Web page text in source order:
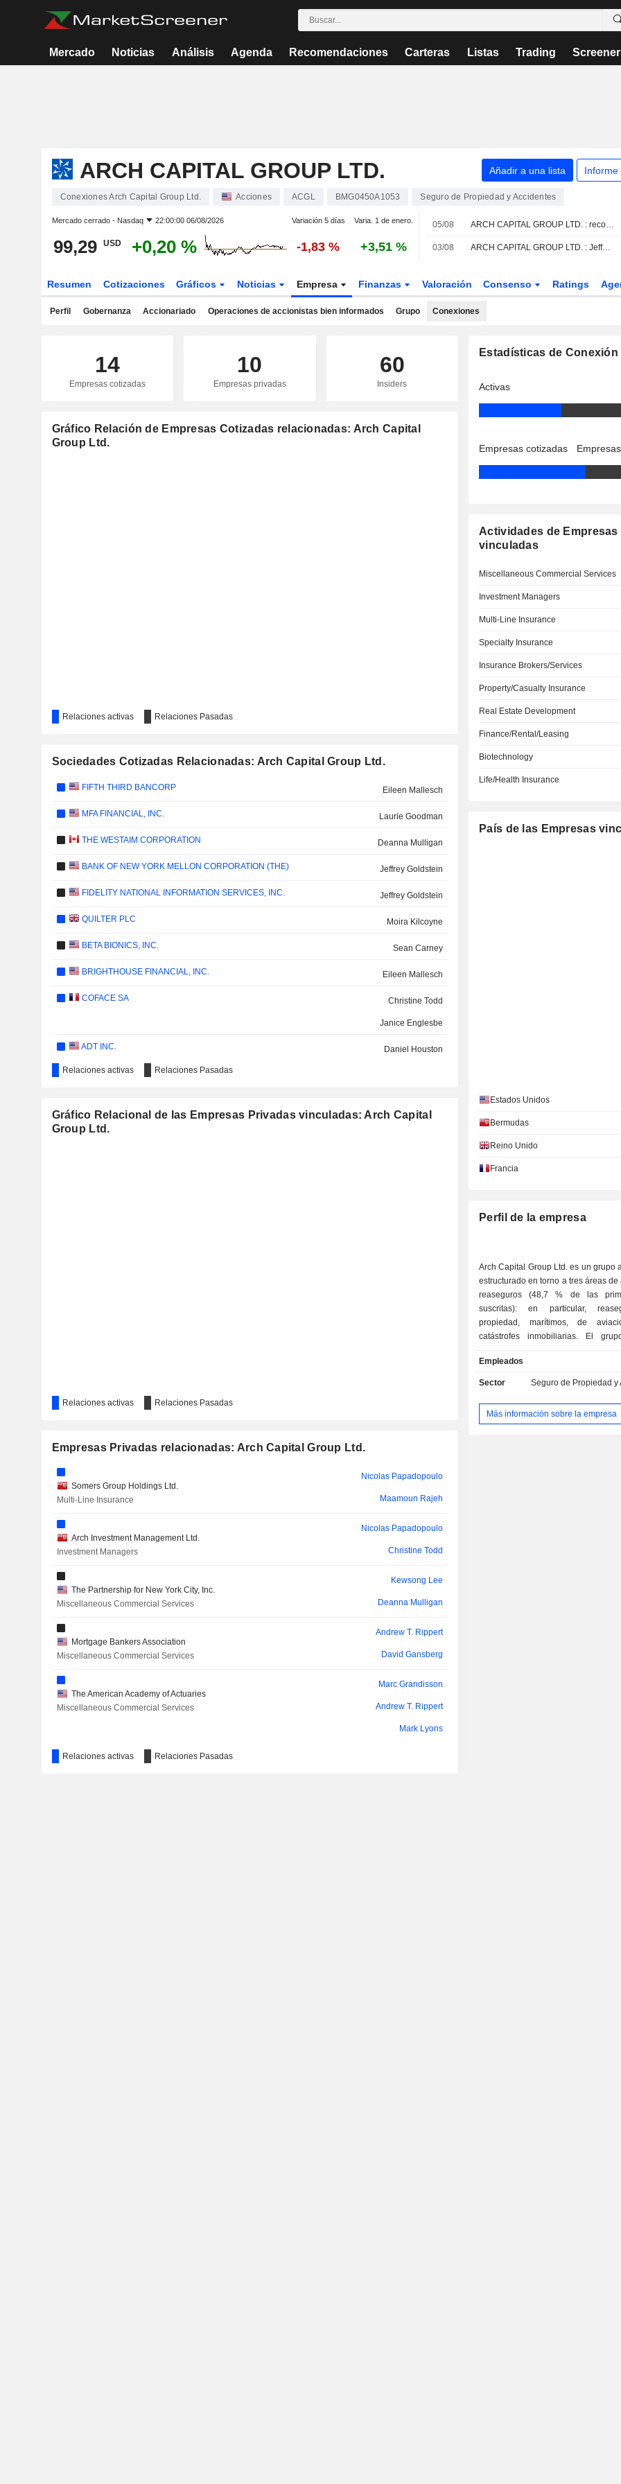
Mercado Noticias Análisis Agenda Recomendaciones Carteras Listas Trading
ARCH CAPITAL GROUP LTD. Añadir a una lista Informe
Conexiones Arch Capital Group Ltd. Acciones ACGL BMG0450A1053 Seguro de Propiedad y Accidentes
Mercado cerrado - Nasdaq 22:00:00 06/08/2026 Variación 5 días Varia. 1 de enero.
99,29 USD +0,20 % -1,83 % +3,51 %
05/08 ARCH CAPITAL GROUP LTD. : recomendación de compra de BMO Capital
03/08 ARCH CAPITAL GROUP LTD. : Jefferies & Co. se mantiene neutral.
Resumen Cotizaciones Gráficos Noticias Empresa Finanzas Valoración Consenso Ratings
Perfil Gobernanza Accionariado Operaciones de accionistas bien informados Grupo Conexiones
14
Empresas cotizadas
10
Empresas privadas
60
Insiders
Gráfico Relación de Empresas Cotizadas relacionadas: Arch Capital
Group Ltd.
Relaciones activas Relaciones Pasadas
Sociedades Cotizadas Relacionadas: Arch Capital Group Ltd.
FIFTH THIRD BANCORP Eileen Mallesch
MFA FINANCIAL, INC. Laurie Goodman
THE WESTAIM CORPORATION Deanna Mulligan
BANK OF NEW YORK MELLON CORPORATION (THE) Jeffrey Goldstein
FIDELITY NATIONAL INFORMATION SERVICES, INC. Jeffrey Goldstein
QUILTER PLC Moira Kilcoyne
BETA BIONICS, INC. Sean Carney
BRIGHTHOUSE FINANCIAL, INC. Eileen Mallesch
COFACE SA Christine Todd
Janice Englesbe
ADT INC. Daniel Houston
DYNE THERAPEUTICS, INC.
SOFI TECHNOLOGIES, INC.
Relaciones activas Relaciones Pasadas
Gráfico Relacional de las Empresas Privadas vinculadas: Arch Capital
Group Ltd.
Relaciones activas Relaciones Pasadas
Empresas Privadas relacionadas: Arch Capital Group Ltd.
Somers Group Holdings Ltd.
Multi-Line Insurance
Nicolas Papadopoulo
Maamoun Rajeh
Arch Investment Management Ltd.
Investment Managers
Nicolas Papadopoulo
Christine Todd
The Partnership for New York City, Inc.
Miscellaneous Commercial Services
Kewsong Lee
Deanna Mulligan
Mortgage Bankers Association
Miscellaneous Commercial Services
Andrew T. Rippert
David Gansberg
The American Academy of Actuaries
Miscellaneous Commercial Services
Marc Grandisson
Andrew T. Rippert
Mark Lyons
Relaciones activas Relaciones Pasadas
Estadísticas de Conexión
Activas
Empresas cotizadas
Actividades de Empresas
vinculadas
Miscellaneous Commercial Services
Investment Managers
Multi-Line Insurance
Specialty Insurance
Insurance Brokers/Services
Property/Casualty Insurance
Real Estate Development
Finance/Rental/Leasing
Biotechnology
Life/Health Insurance
País de las Empresas
Estados Unidos
Bermudas
Reino Unido
Francia
Perfil de la empresa
Arch Capital Group Ltd. es un grupo
estructurado en torno a tres áreas de
reaseguros (48,7 % de las
suscritas): en particular,
propiedad, marítimos, de
catástrofes inmobiliarias. El
seguros (45,6 %): seguros de
proyectos nacionales,
propiedad, seguros multirriesgo,
crédito, seguros de
Empleados
Sector Seguro de Propiedad y
Más información sobre la empresa